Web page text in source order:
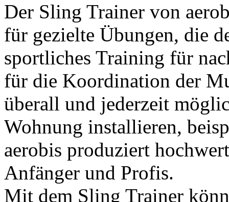
Der Sling Trainer von
für gezielte Übungen, die
sportliches Training für
für die Koordination der
überall und jederzeit
Wohnung installieren,
aerobis produziert
Anfänger und Profis.
Mit dem Sling Trainer